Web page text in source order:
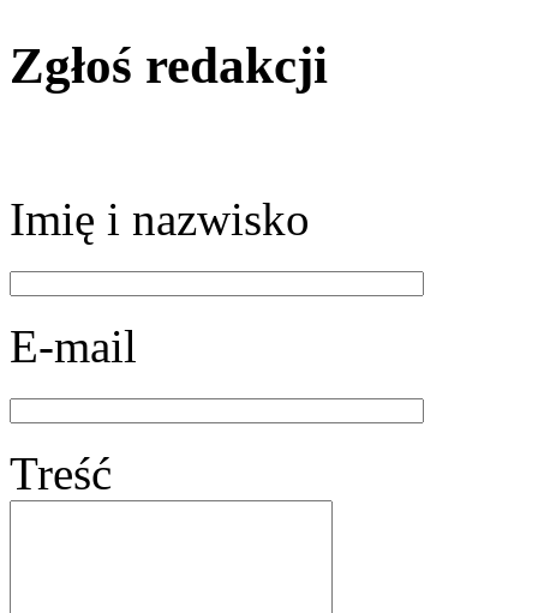
Zgłoś redakcji
Imię i nazwisko
E-mail
Treść